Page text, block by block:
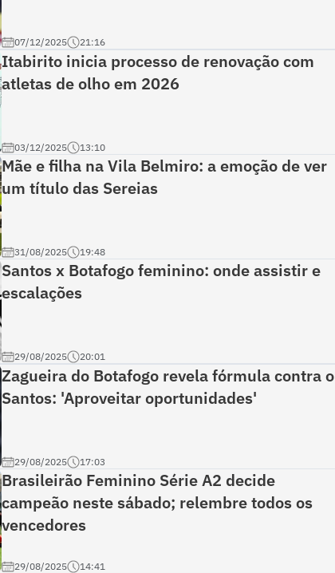
07/12/2025 21:16
Itabirito inicia processo de renovação com
atletas de olho em 2026
03/12/2025 13:10
Mãe e filha na Vila Belmiro: a emoção de ver
um título das Sereias
31/08/2025 19:48
Santos x Botafogo feminino: onde assistir e
escalações
29/08/2025 20:01
Zagueira do Botafogo revela fórmula contra o
Santos: 'Aproveitar oportunidades'
29/08/2025 17:03
Brasileirão Feminino Série A2 decide
campeão neste sábado; relembre todos os
vencedores
29/08/2025 14:41